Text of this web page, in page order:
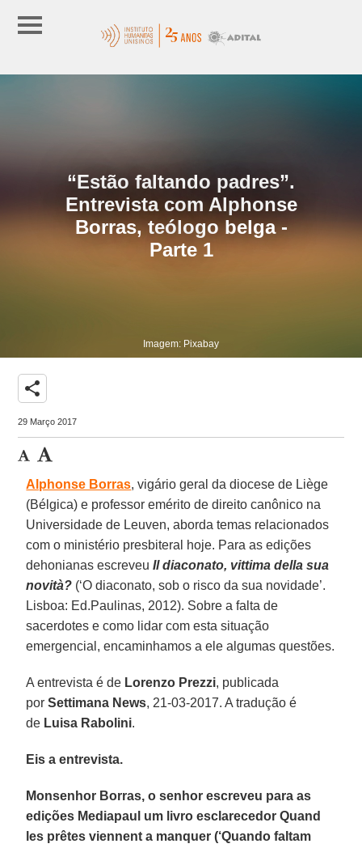
“Estão faltando padres”.
Entrevista com Alphonse
Borras, teólogo belga -
Parte 1
Imagem: Pixabay
share
29 Março 2017
Alphonse Borras, vigário geral da diocese de Liège
(Bélgica) e professor emérito de direito canônico na
Universidade de Leuven, aborda temas relacionados
com o ministério presbiteral hoje. Para as edições
dehonianas escreveuIl diaconato, vittima della sua
novità? (‘O diaconato, sob o risco da sua novidade’.
Lisboa: Ed.Paulinas, 2012). Sobre a falta de
sacerdotes e como lidar com esta situação
emergencial, encaminhamos a ele algumas questões.
A entrevista é de Lorenzo Prezzi, publicada
porSettimana News, 21-03-2017. A tradução é
de Luisa Rabolini.
Eis a entrevista.
Monsenhor Borras, o senhor escreveu para as
edições Mediapaul um livro esclarecedor Quand
les prêtes viennent a manquer (‘Quando faltam